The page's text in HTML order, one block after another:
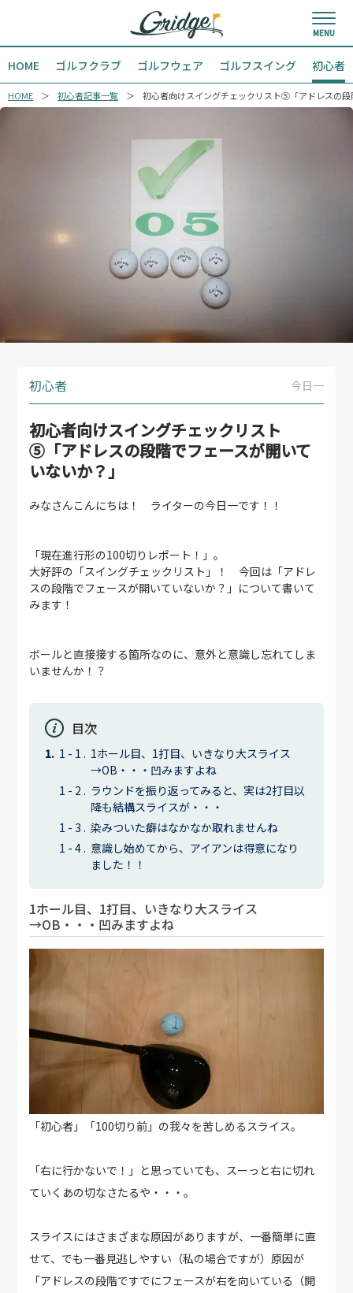
HOME ゴルフクラブ ゴルフウェア ゴルフスイング 初心者
HOME 初心者記事一覧 初心者向けスイングチェックリスト⑤「アドレスの
初心者 今日一
初心者向けスイングチェックリスト
⑤「アドレスの段階でフェースが開いて
いないか？」
みなさんこんにちは！ ライターの今日一です！！
「現在進行形の100切りレポート！」。
大好評の「スイングチェックリスト」！ 今回は「アドレ
スの段階でフェースが開いていないか？」について書いて
みます！
ボールと直接接する箇所なのに、意外と意識し忘れてしま
いませんか！？
目次
1ホール目、1打目、いきなり大スライス
→OB・・・凹みますよね
ラウンドを振り返ってみると、実は2打目以
降も結構スライスが・・・
染みついた癖はなかなか取れませんね
意識し始めてから、アイアンは得意になり
ました！！
1ホール目、1打目、いきなり大スライス
→OB・・・凹みますよね
「初心者」「100切り前」の我々を苦しめるスライス。
「右に行かないで！」と思っていても、スーっと右に切れ
ていくあの切なさたるや・・・。
スライスにはさまざまな原因がありますが、一番簡単に直
せて、でも一番見逃しやすい（私の場合ですが）原因が
「アドレスの段階ですでにフェースが右を向いている（開